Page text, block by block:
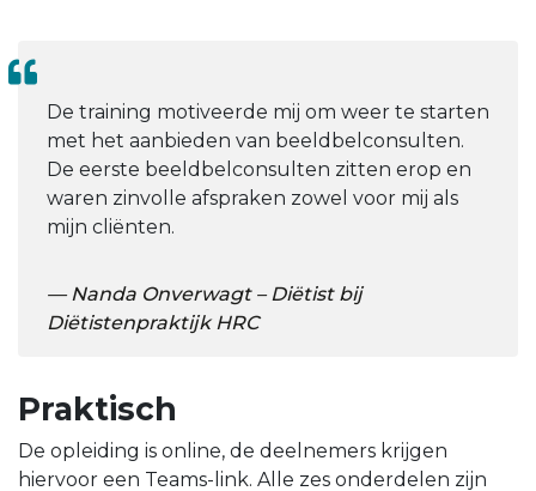
De training motiveerde mij om weer te starten
met het aanbieden van beeldbelconsulten.
De eerste beeldbelconsulten zitten erop en
waren zinvolle afspraken zowel voor mij als
mijn cliënten.
Nanda Onverwagt – Diëtist bij
Diëtistenpraktijk HRC
Praktisch
De opleiding is online, de deelnemers krijgen
hiervoor een Teams-link. Alle zes onderdelen zijn